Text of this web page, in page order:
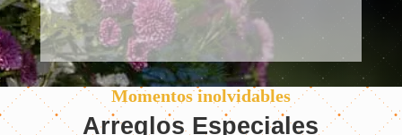
Momentos inolvidables
Arreglos Especiales